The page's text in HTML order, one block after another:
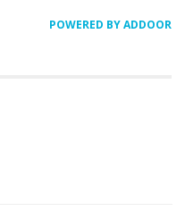
POWERED BY ADDOOR